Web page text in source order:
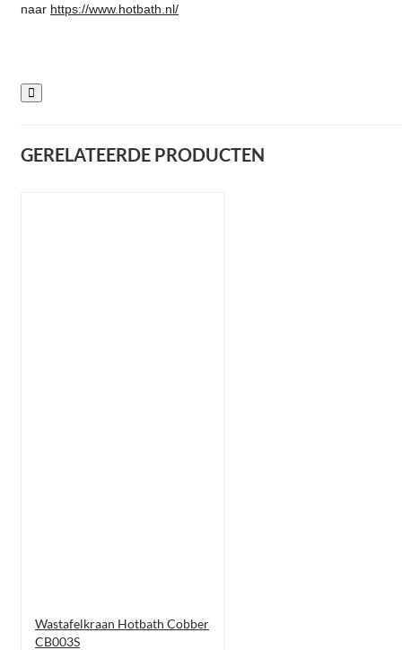
naar https://www.hotbath.nl/
GERELATEERDE PRODUCTEN
Wastafelkraan Hotbath Cobber
CB003S